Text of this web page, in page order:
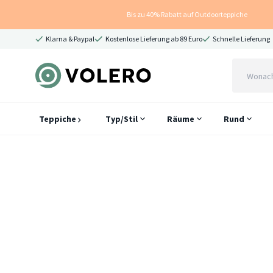
Bis zu 40% Rabatt auf Outdoorteppiche
Klarna & Paypal Kostenlose Lieferung ab 89 Euro Schnelle Lieferung
Teppiche Typ/Stil Räume Rund